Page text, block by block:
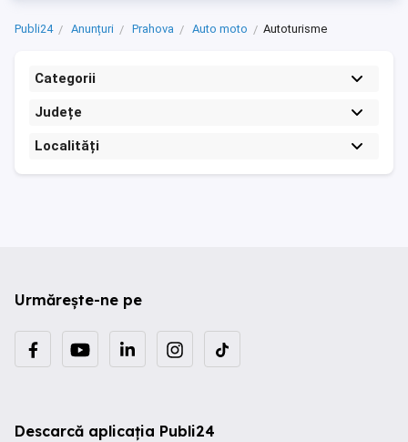
Publi24 Anunțuri Prahova Auto moto Autoturisme
Categorii
Județe
Localități
Urmărește-ne pe
Descarcă aplicația Publi24